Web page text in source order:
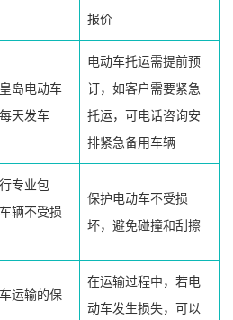
报价
岛电动车
天发车
电动车托运需提前预
订，如客户需要紧急
托运，可电话咨询安
排紧急备用车辆
专业包
辆不受损
保护电动车不受损
坏，避免碰撞和刮擦
运输的保
在运输过程中，若电
动车发生损失，可以